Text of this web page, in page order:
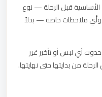
قبل الرحلة — نوع
وأي ملاحظات خاصة — بدلاً
أي لبس أو تأخير غير
من بدايتها حتى نهايتها.